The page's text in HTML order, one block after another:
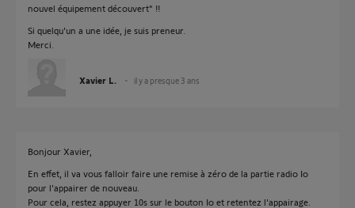
nouvel équipement découvert" !!
Si quelqu'un a une idée, je suis preneur.
Merci.
Xavier L. il y a presque 3 ans
Bonjour Xavier,
En effet, il va vous falloir faire une remise à zéro de la partie radio Io
pour l'appairer de nouveau.
Pour cela, restez appuyer 10s sur le bouton Io et retentez l'appairage.